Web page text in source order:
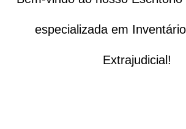
especializada em
Extrajudicial!